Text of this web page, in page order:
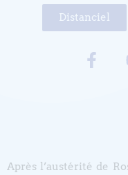
Distanciel
Après l’austérité de